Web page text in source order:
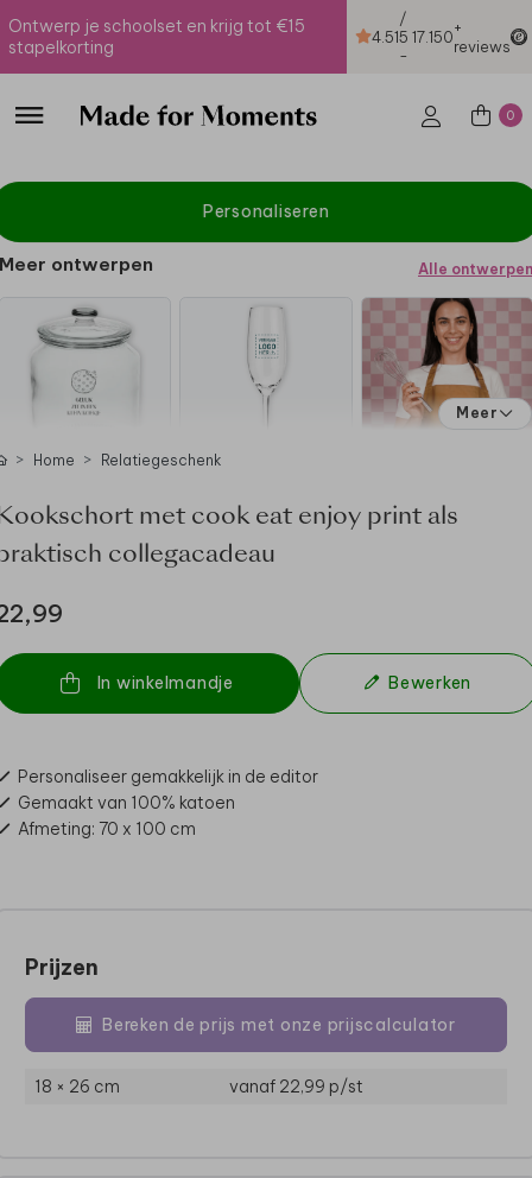
Ontwerp je schoolset en krijg tot €15
stapelkorting
4.51
/
5
-
17.150+
reviews
0
Personaliseren
Meer ontwerpen Alle ontwerpen
Meer
Home Relatiegeschenk
met cook eat enjoy print als
collega­cadeau
In winkelmandje Bewerken
Personaliseer gemakkelijk in de editor
Gemaakt van 100% katoen
Afmeting: 70 x 100 cm
Prijzen
Bereken de prijs met onze prijscalculator
18 × 26 cm vanaf 22,99 p/st